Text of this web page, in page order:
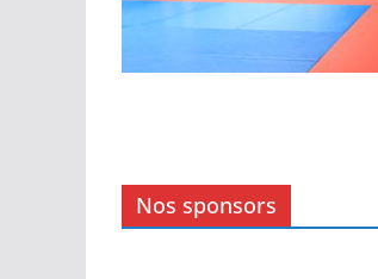
Nos sponsors